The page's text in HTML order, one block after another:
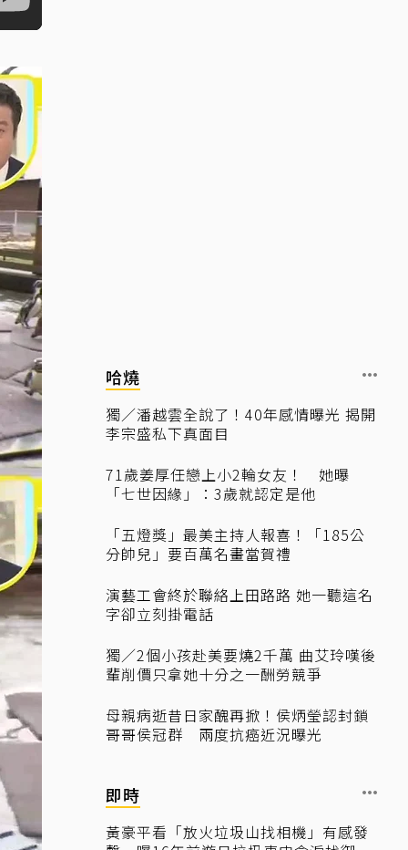
哈燒
獨／潘越雲全說了！40年感情曝光 揭開
李宗盛私下真面目
71歲姜厚任戀上小2輪女友！ 她曝
「七世因緣」：3歲就認定是他
「五燈獎」最美主持人報喜！「185公
分帥兒」要百萬名畫當賀禮
演藝工會終於聯絡上田路路 她一聽這名
字卻立刻掛電話
獨／2個小孩赴美要燒2千萬 曲艾玲嘆後
輩削價只拿她十分之一酬勞競爭
母親病逝昔日家醜再掀！侯炳瑩認封鎖
哥哥侯冠群 兩度抗癌近況曝光
即時
黃豪平看「放火垃圾山找相機」有感發